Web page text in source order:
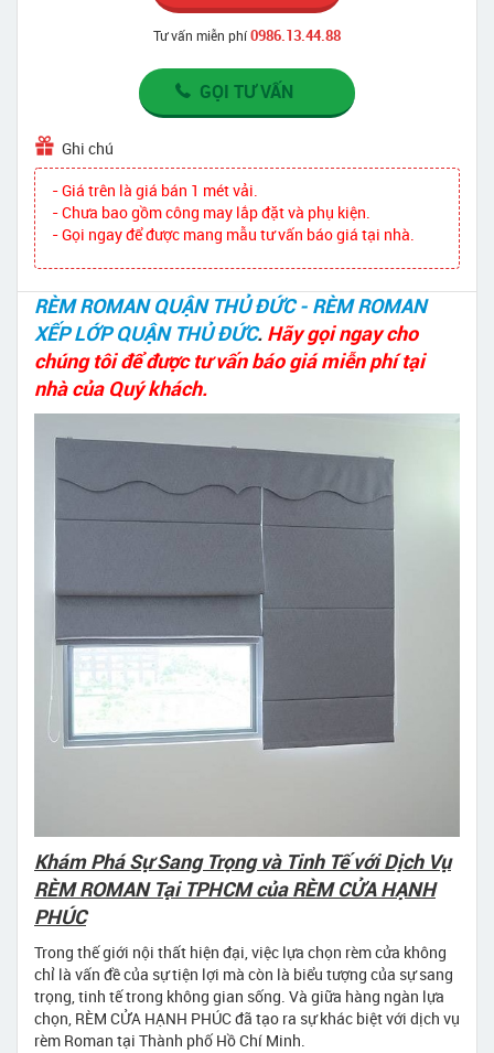
Tư vấn miễn phí0986.13.44.88
GỌI TƯ VẤN
Ghi chú
- Giá trên là giá bán 1 mét vải.
- Chưa bao gồm công may lắp đặt và phụ kiện.
- Gọi ngay để được mang mẫu tư vấn báo giá tại nhà.
RÈM ROMAN QUẬN THỦ ĐỨC - RÈM ROMAN
XẾP LỚP QUẬN THỦ ĐỨC. Hãy gọi ngay cho
chúng tôi để được tư vấn báo giá miễn phí tại
nhà của Quý khách.
Khám Phá Sự Sang Trọng và Tinh Tế với Dịch Vụ
RÈM ROMAN Tại TPHCM của RÈM CỬA HẠNH
PHÚC
Trong thế giới nội thất hiện đại, việc lựa chọn rèm cửa không
chỉ là vấn đề của sự tiện lợi mà còn là biểu tượng của sự sang
trọng, tinh tế trong không gian sống. Và giữa hàng ngàn lựa
chọn, RÈM CỬA HẠNH PHÚC đã tạo ra sự khác biệt với dịch vụ
rèm Roman tại Thành phố Hồ Chí Minh.